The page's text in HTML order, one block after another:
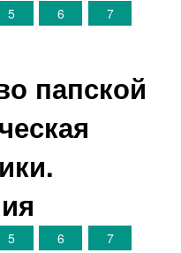
5 6
7
папской
5 6
7